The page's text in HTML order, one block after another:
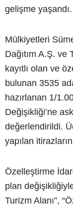
gelişme yaşandı.
Mülkiyetleri
Dağıtım A.Ş.
kayıtlı olan ve
bulunan 3535
hazırlanan 1/
Değişikliği’ne
değerlendirildi.
yapılan
Özelleştirme
plan
Turizm Alanı”,